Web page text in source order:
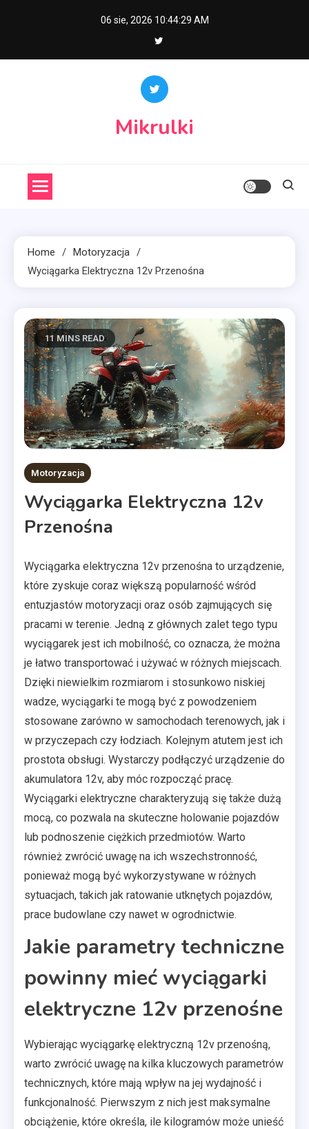
06 sie, 2026 10:44:30 AM
Mikrulki
Home
Motoryzacja
Wyciągarka Elektryczna 12v Przenośna
11 MINS READ
Motoryzacja
Wyciągarka Elektryczna 12v
Przenośna
Wyciągarka elektryczna 12v przenośna to urządzenie,
które zyskuje coraz większą popularność wśród
entuzjastów motoryzacji oraz osób zajmujących się
pracami w terenie. Jedną z głównych zalet tego typu
wyciągarek jest ich mobilność, co oznacza, że można
je łatwo transportować i używać w różnych miejscach.
Dzięki niewielkim rozmiarom i stosunkowo niskiej
wadze, wyciągarki te mogą być z powodzeniem
stosowane zarówno w samochodach terenowych, jak i
w przyczepach czy łodziach. Kolejnym atutem jest ich
prostota obsługi. Wystarczy podłączyć urządzenie do
akumulatora 12v, aby móc rozpocząć pracę.
Wyciągarki elektryczne charakteryzują się także dużą
mocą, co pozwala na skuteczne holowanie pojazdów
lub podnoszenie ciężkich przedmiotów. Warto
również zwrócić uwagę na ich wszechstronność,
ponieważ mogą być wykorzystywane w różnych
sytuacjach, takich jak ratowanie utknętych pojazdów,
prace budowlane czy nawet w ogrodnictwie.
Jakie parametry techniczne
powinny mieć wyciągarki
elektryczne 12v przenośne
Wybierając wyciągarkę elektryczną 12v przenośną,
warto zwrócić uwagę na kilka kluczowych parametrów
technicznych, które mają wpływ na jej wydajność i
funkcjonalność. Pierwszym z nich jest maksymalne
obciążenie, które określa, ile kilogramów może unieść